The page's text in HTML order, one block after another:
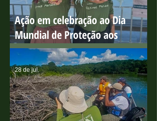
Ação em celebração ao Dia
Mundial de Proteção aos
Manguezais
28 de jul.